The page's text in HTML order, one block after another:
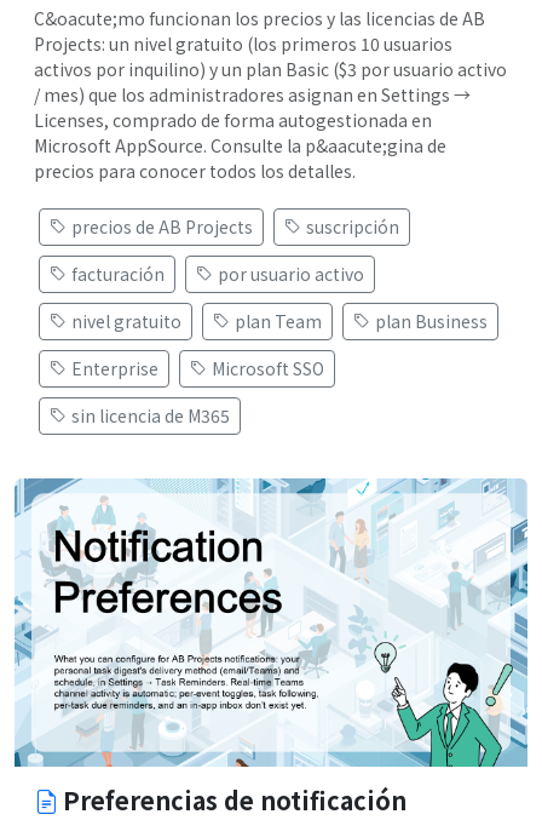
C&oacute;mo funcionan los precios y las licencias de AB
Projects: un nivel gratuito (los primeros 10 usuarios
activos por inquilino) y un plan Basic ($3 por usuario activo
/ mes) que los administradores asignan en Settings →
Licenses, comprado de forma autogestionada en
Microsoft AppSource. Consulte la p&aacute;gina de
precios para conocer todos los detalles.
precios de AB Projects
suscripción
facturación
por usuario activo
nivel gratuito
plan Team
plan Business
Enterprise
Microsoft SSO
sin licencia de M365
Preferencias de notificación